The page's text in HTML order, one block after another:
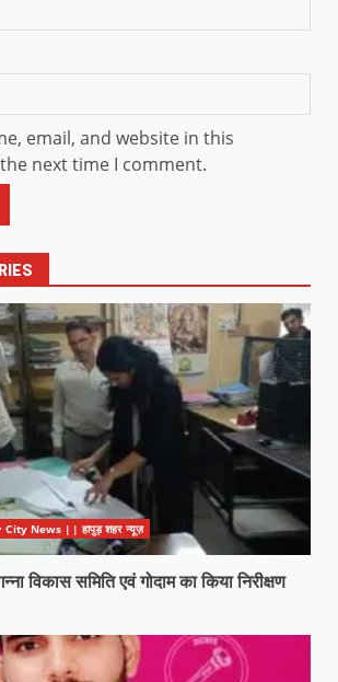
email, and website in this
next time I comment.
City News || हापुड़ शहर न्यूज़
विकास समिति एवं गोदाम का किया निरीक्षण